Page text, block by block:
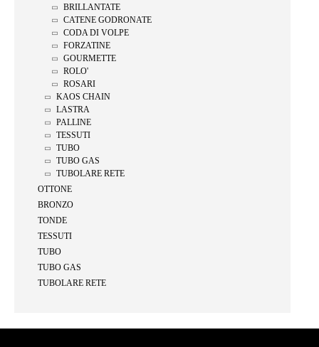
BRILLANTATE
CATENE GODRONATE
CODA DI VOLPE
FORZATINE
GOURMETTE
ROLO'
ROSARI
KAOS CHAIN
LASTRA
PALLINE
TESSUTI
TUBO
TUBO GAS
TUBOLARE RETE
OTTONE
BRONZO
TONDE
TESSUTI
TUBO
TUBO GAS
TUBOLARE RETE